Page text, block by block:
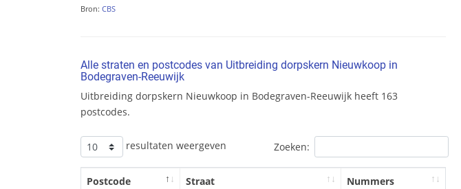
Bron: CBS
Alle straten en postcodes van Uitbreiding dorpskern Nieuwkoop in
Bodegraven-Reeuwijk
Uitbreiding dorpskern Nieuwkoop in Bodegraven-Reeuwijk heeft 163
postcodes.
resultaten weergeven Zoeken:
Postcode Straat
Nummers